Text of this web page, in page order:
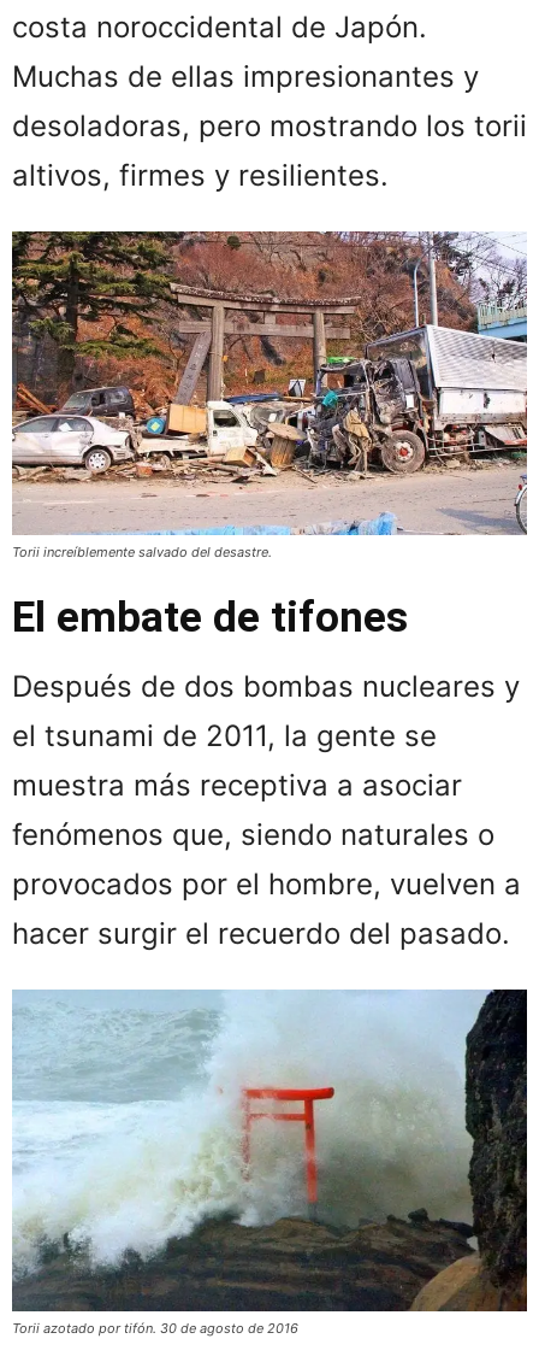
costa noroccidental de Japón.
Muchas de ellas impresionantes y
desoladoras, pero mostrando los torii
altivos, firmes y resilientes.
Torii increíblemente salvado del desastre.
El embate de tifones
Después de dos bombas nucleares y
el tsunami de 2011, la gente se
muestra más receptiva a asociar
fenómenos que, siendo naturales o
provocados por el hombre, vuelven a
hacer surgir el recuerdo del pasado.
Torii azotado por tifón. 30 de agosto de 2016